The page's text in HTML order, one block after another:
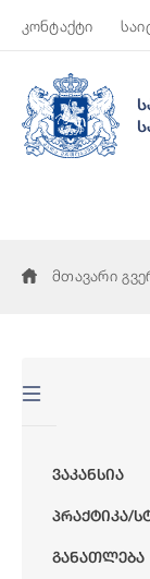
კონტაქტი
მთავარი
Ვაკანსია
Პრაქტიკა/
Განათლება